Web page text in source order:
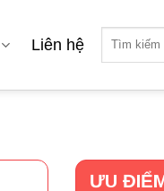
Liên hệ
kiếm:
ƯU